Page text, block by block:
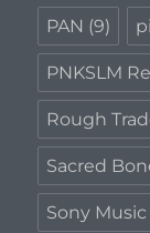
PAN (9)
PNKSLM
Rough
Sacred
Sony Music